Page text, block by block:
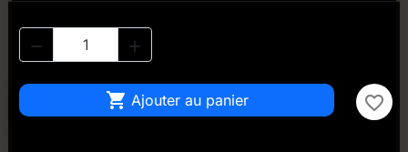
 
 Ajouter au panier favorite_border